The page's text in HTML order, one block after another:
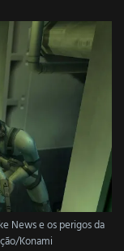
News e os perigos da
Konami